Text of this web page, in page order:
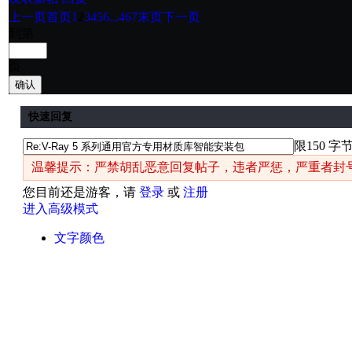
上一页首页1 3456...467末页下一页
确认
快速回复
限150 字
温馨提示：严禁胡乱恶意回复帖子，违者严惩，严重者封
您目前还是游客，请 登录 或 注册
进入高级模式
文字颜色